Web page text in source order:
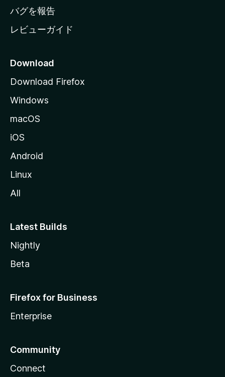
へ
バグを報告
レビューガイド
Download
Download Firefox
Windows
macOS
iOS
Android
Linux
All
Latest Builds
Nightly
Beta
Firefox for Business
Enterprise
Community
Connect